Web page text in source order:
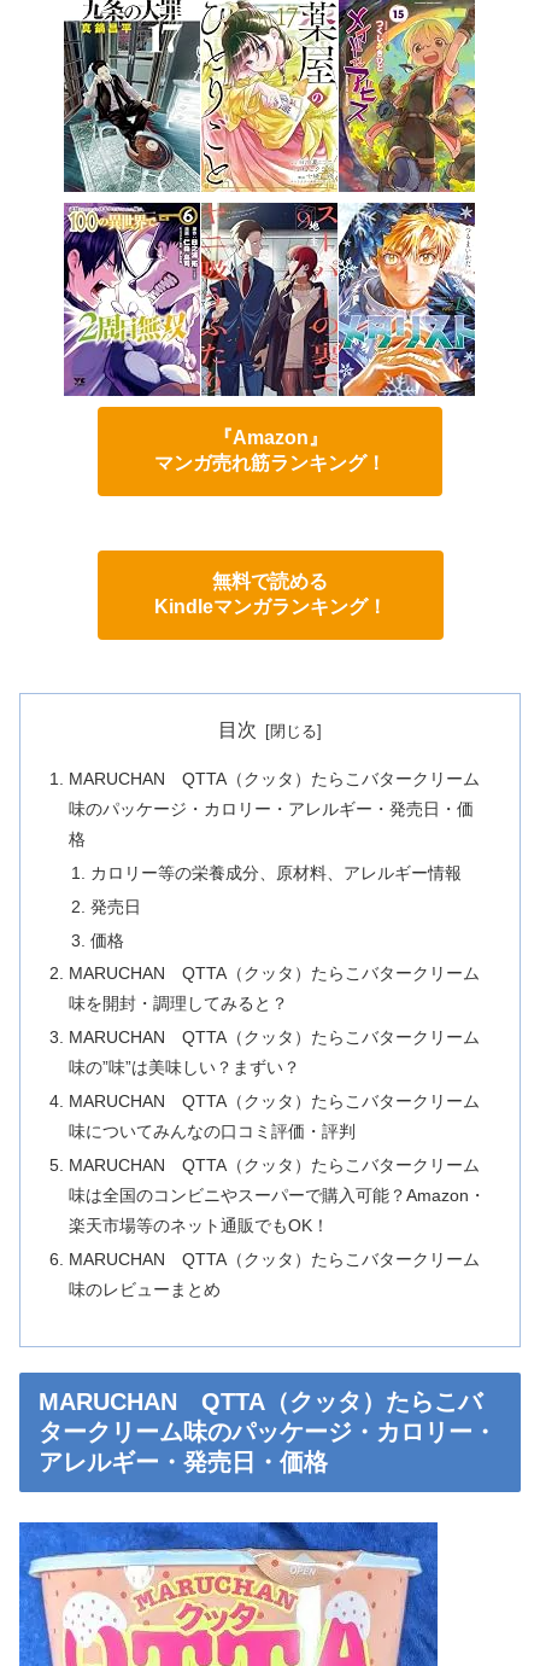
『Amazon』
マンガ売れ筋ランキング！
無料で読める
Kindleマンガランキング！
目次
MARUCHAN QTTA（クッタ）たらこバタークリーム
味のパッケージ・カロリー・アレルギー・発売日・価
格
カロリー等の栄養成分、原材料、アレルギー情報
発売日
価格
MARUCHAN QTTA（クッタ）たらこバタークリーム
味を開封・調理してみると？
MARUCHAN QTTA（クッタ）たらこバタークリーム
味の”味”は美味しい？まずい？
MARUCHAN QTTA（クッタ）たらこバタークリーム
味についてみんなの口コミ評価・評判
MARUCHAN QTTA（クッタ）たらこバタークリーム
味は全国のコンビニやスーパーで購入可能？Amazon・
楽天市場等のネット通販でもOK！
MARUCHAN QTTA（クッタ）たらこバタークリーム
味のレビューまとめ
MARUCHAN QTTA（クッタ）たらこバ
タークリーム味のパッケージ・カロリー・
アレルギー・発売日・価格